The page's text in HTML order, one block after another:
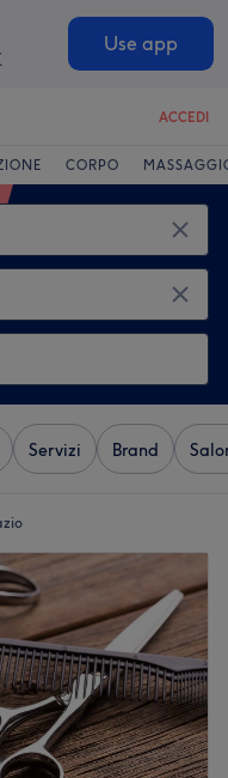
Use app
ACCEDI
CORPO
Servizi Brand